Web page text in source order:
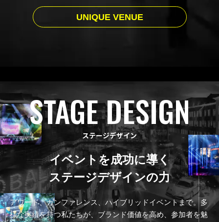
UNIQUE VENUE
STAGE DESIGN
ステージデザイン
イベントを成功に導く
ステージデザインの力
アワード、カンファレンス、ハイブリッドイベントまで。多
様な実績を持つ私たちが、ブランド価値を高め、 参加者を魅